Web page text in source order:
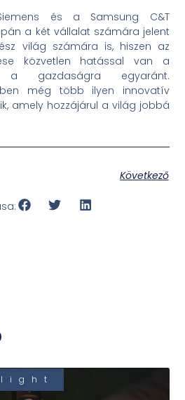
és a Samsung C&T
a két vállalat számára jelent
világ számára is, hiszen az
közvetlen hatással van a
gazdaságra egyaránt.
még több ilyen innovatív
amely hozzájárul a világ jobbá
Következő